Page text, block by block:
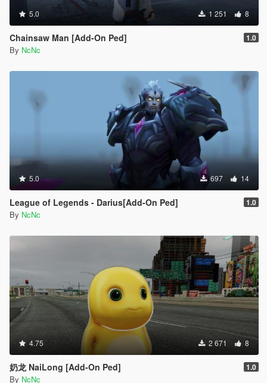
5.0 1 251 8
Chainsaw Man [Add-On Ped] 1.0
By NcNc
5.0 697 14
League of Legends - Darius[Add-On Ped] 1.0
By NcNc
4.75 2 671 8
奶龙 NaiLong [Add-On Ped] 1.0
By NcNc